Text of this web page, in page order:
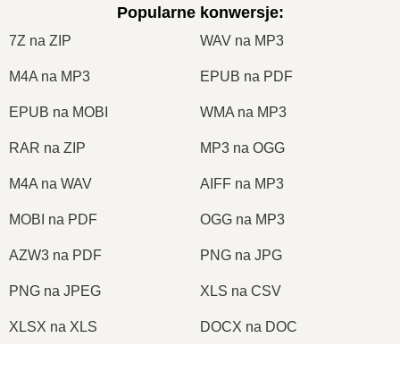
Popularne konwersje:
7Z na ZIP WAV na MP3
M4A na MP3 EPUB na PDF
EPUB na MOBI WMA na MP3
RAR na ZIP MP3 na OGG
M4A na WAV AIFF na MP3
MOBI na PDF OGG na MP3
AZW3 na PDF PNG na JPG
PNG na JPEG XLS na CSV
XLSX na XLS DOCX na DOC